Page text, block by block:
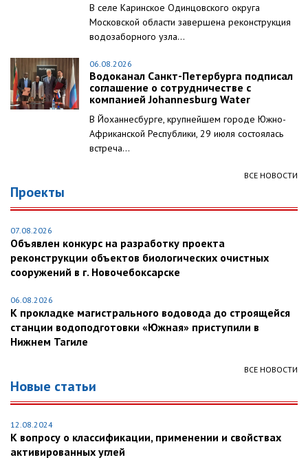
В селе Каринское Одинцовского округа
Московской области завершена реконструкция
водозаборного узла...
06.08.2026
Водоканал Санкт-Петербурга подписал
соглашение о сотрудничестве с
компанией Johannesburg Water
В Йоханнесбурге, крупнейшем городе Южно-
Африканской Республики, 29 июля состоялась
встреча...
ВСЕ НОВОСТИ
Проекты
07.08.2026
Объявлен конкурс на разработку проекта
реконструкции объектов биологических очистных
сооружений в г. Новочебоксарске
06.08.2026
К прокладке магистрального водовода до строящейся
станции водоподготовки «Южная» приступили в
Нижнем Тагиле
ВСЕ НОВОСТИ
Новые статьи
12.08.2024
К вопросу о классификации, применении и свойствах
активированных углей